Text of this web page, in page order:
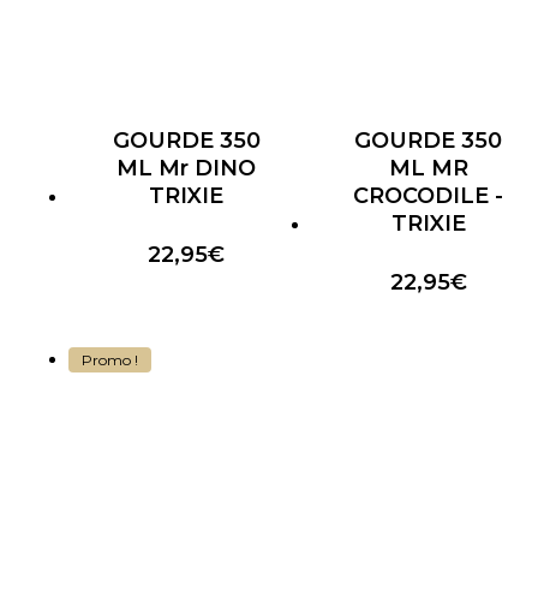
GOURDE 350
ML Mr DINO
TRIXIE
22,95€
GOURDE 350
ML MR
CROCODILE -
TRIXIE
22,95€
Promo !